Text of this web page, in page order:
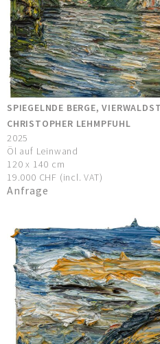
SPIEGELNDE BERGE,
CHRISTOPHER LEHMPFUHL
2025
Öl auf Leinwand
120 x 140 cm
19.000 CHF (incl. VAT)
Anfrage